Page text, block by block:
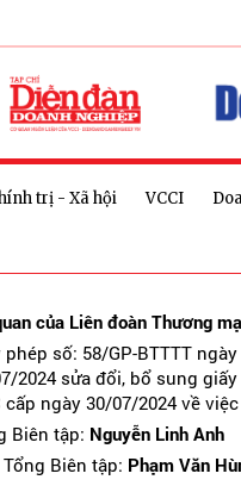
trị - Xã hội VCCI
của Liên đoàn Thương
phép số: 58/GP-BTTTT
2024 sửa đổi, bổ sung
cấp ngày 30/07/2024 về
Biên tập: Nguyễn Linh Anh
Biên tập: Phạm Văn